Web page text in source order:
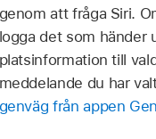
genom att fråga Siri.
logga det som händer
platsinformation till
meddelande du har
genväg från appen